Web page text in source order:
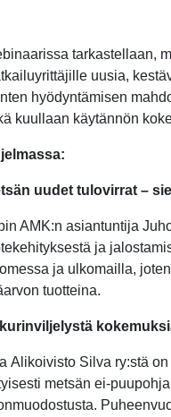
tarkastellaan,
uusia,
hyödyntämisen
kuullaan käytännön
uudet tulovirrat –
AMK:n asiantuntija
ja
ja ulkomailla,
tuotteina.
Alikoivisto Silva ry:stä
metsän ei-